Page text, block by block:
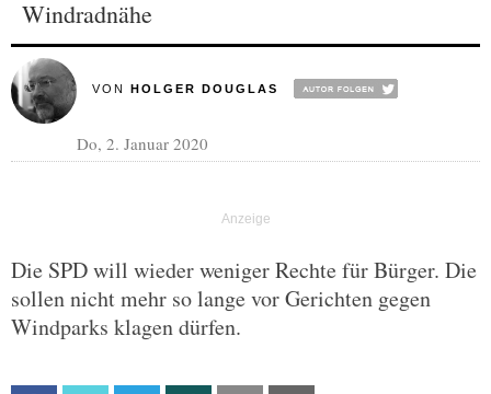
Windradnähe
VON HOLGER DOUGLAS
Do, 2. Januar 2020
Die SPD will wieder weniger Rechte für Bürger. Die
sollen nicht mehr so lange vor Gerichten gegen
Windparks klagen dürfen.